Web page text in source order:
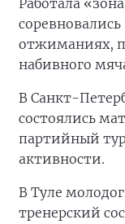
Работала
отжиманиях,
набивного
В Санкт-
состоялись
партийный
активности.
В Туле
тренерский